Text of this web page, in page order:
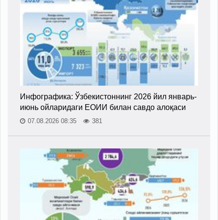
Инфографика: Ўзбекистоннинг 2026 йил январь-
июнь ойларидаги ЕОИИ билан савдо алоқаси
07.08.2026 08:35 381